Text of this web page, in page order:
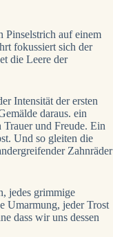
Pinselstrich auf einem
fokussiert sich der
die Leere der
Intensität der ersten
daraus. ein
und Freude. Ein
Und so gleiten die
Zahnräder
jedes grimmige
Umarmung, jeder Trost
dass wir uns dessen